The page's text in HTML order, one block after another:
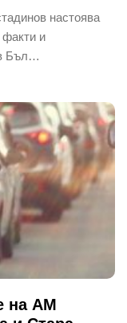
настоява
факти и
Бъл…
на АМ